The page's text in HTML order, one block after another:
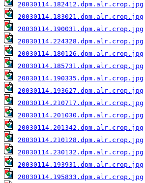
20030114.182412.dpm.alr.crop.jpg
20030114.183021.dpm.alr.crop.jpg
20030114.190031.dpm.alr.crop.jpg
20030114.224328.dpm.alr.crop.jpg
20030114.180126.dpm.alr.crop.jpg
20030114.185731.dpm.alr.crop.jpg
20030114.190335.dpm.alr.crop.jpg
20030114.193627.dpm.alr.crop.jpg
20030114.210717.dpm.alr.crop.jpg
20030114.201030.dpm.alr.crop.jpg
20030114.201342.dpm.alr.crop.jpg
20030114.210128.dpm.alr.crop.jpg
20030114.230132.dpm.alr.crop.jpg
20030114.193931.dpm.alr.crop.jpg
20030114.195833.dpm.alr.crop.jpg